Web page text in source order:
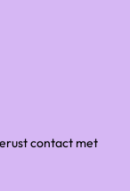
contact met